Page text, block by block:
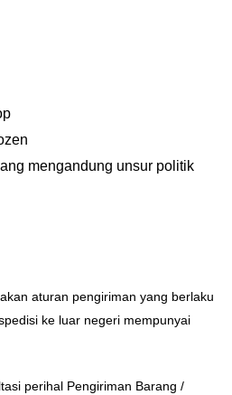
mengandung unsur politik
aturan pengiriman yang berlaku
ke luar negeri mempunyai
perihal Pengiriman Barang /